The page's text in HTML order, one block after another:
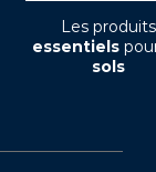
Les produits
essentiels
sols